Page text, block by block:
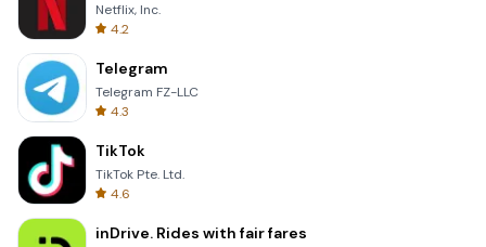
Netflix, Inc.
4.2
Telegram
Telegram FZ-LLC
4.3
TikTok
TikTok Pte. Ltd.
4.6
inDrive. Rides with fair fares